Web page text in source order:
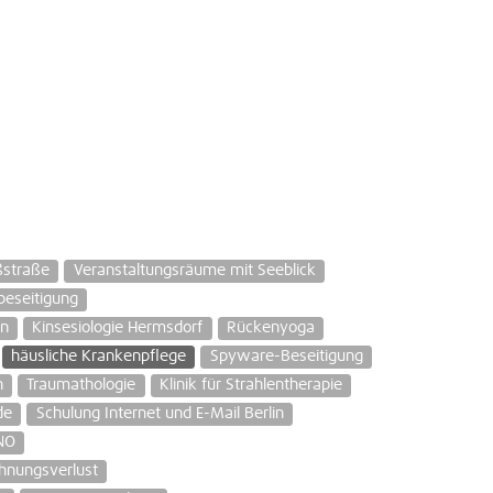
Veranstaltungsräume mit Seeblick
Kinsesiologie Hermsdorf
Rückenyoga
häusliche Krankenpflege
Spyware-Beseitigung
Traumathologie
Klinik für Strahlentherapie
Schulung Internet und E-Mail Berlin